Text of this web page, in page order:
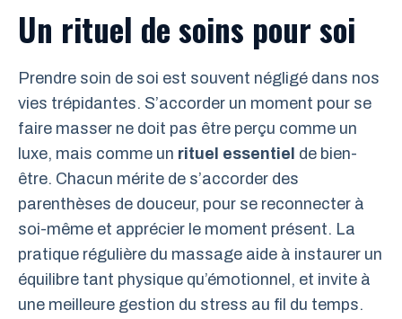
Un rituel de soins pour soi
Prendre soin de soi est souvent négligé dans nos
vies trépidantes. S’accorder un moment pour se
faire masser ne doit pas être perçu comme un
luxe, mais comme un rituel essentiel de bien-
être. Chacun mérite de s’accorder des
parenthèses de douceur, pour se reconnecter à
soi-même et apprécier le moment présent. La
pratique régulière du massage aide à instaurer un
équilibre tant physique qu’émotionnel, et invite à
une meilleure gestion du stress au fil du temps.